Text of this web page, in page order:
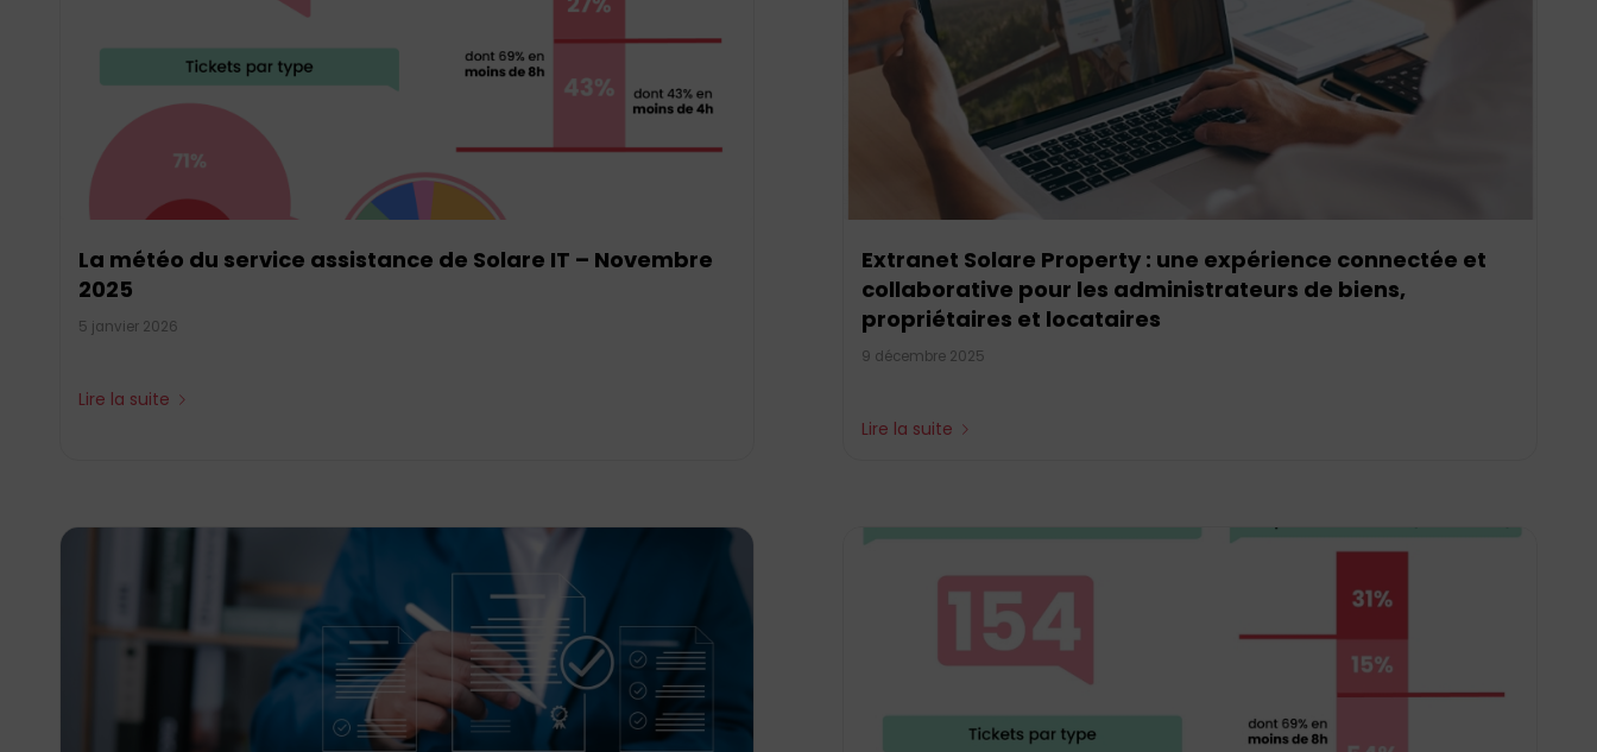
La météo du service assistance de Solare IT – Novembre
2025
5 janvier 2026
Lire la suite
Extranet Solare Property : une expérience connectée et
collaborative pour les administrateurs de biens,
propriétaires et locataires
9 décembre 2025
Lire la suite